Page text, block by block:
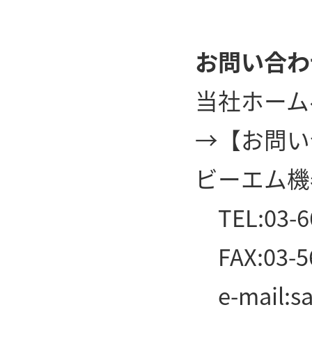
お問い合
当社ホー
→ 【お問
ビーエム
TEL:03-
FAX:03-
e-mail: